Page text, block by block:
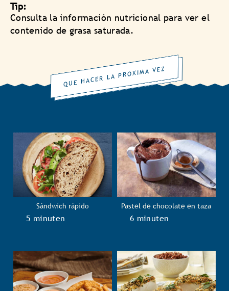
Tip:
Consulta la información nutricional para ver el
contenido de grasa saturada.
QUE HACER LA PROXIMA VEZ
Sándwich rápido
TotalTime
5 minuten
Pastel de chocolate en taza
TotalTime
6 minuten